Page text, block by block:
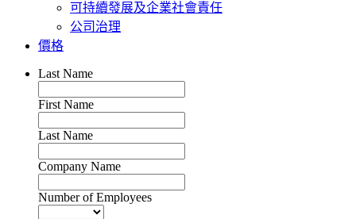
可持續發展及企業社會責任
公司治理
價格
Last Name
First Name
Last Name
Company Name
Number of Employees